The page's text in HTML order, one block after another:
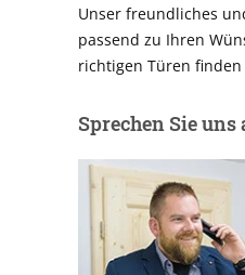
Unser freundliches
passend zu Ihren
richtigen Türen
Sprechen Sie uns